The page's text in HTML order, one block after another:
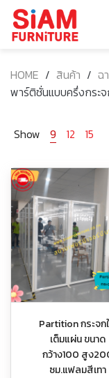
HOME / สินค้า / ฉ
พาร์ติชั่นแบบครึ่งกระจ
Show 9 12 15
Partition กระจก
เต็มแผ่น ขนาด
กว้าง100 สูง
ซม.แฟลมสีเทา